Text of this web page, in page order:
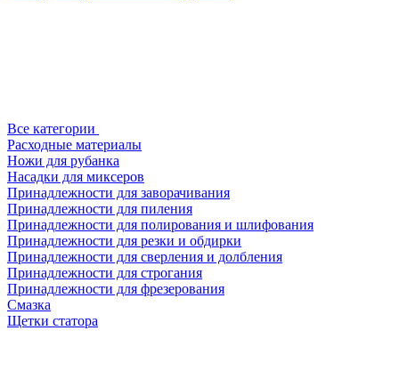
Все категории
Расходные материалы
Ножи для рубанка
Насадки для миксеров
Принадлежности для заворачивания
Принадлежности для пиления
Принадлежности для полирования и шлифования
Принадлежности для резки и обдирки
Принадлежности для сверления и долбления
Принадлежности для строгания
Принадлежности для фрезерования
Смазка
Щетки статора